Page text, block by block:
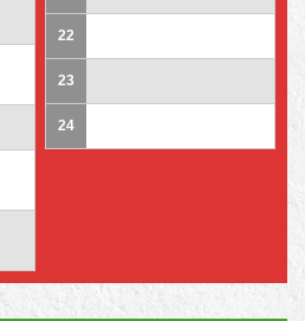
22
23
24